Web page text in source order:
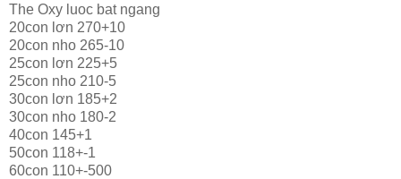
The Oxy luoc bat ngang
20con lơn 270+10
20con nho 265-10
25con lơn 225+5
25con nho 210-5
30con lơn 185+2
30con nho 180-2
40con 145+1
50con 118+-1
60con 110+-500